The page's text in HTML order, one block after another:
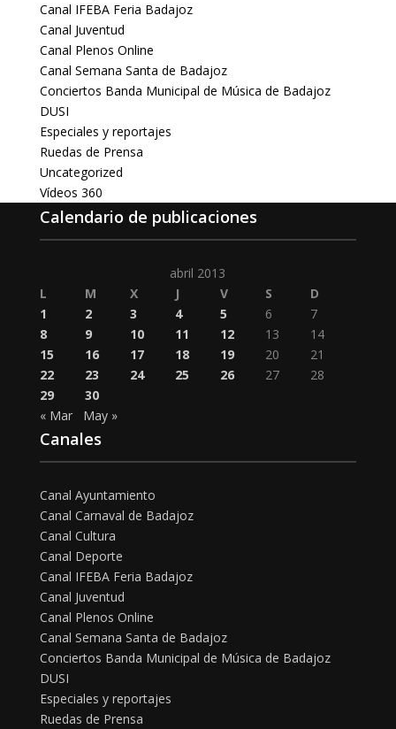
Canal IFEBA Feria Badajoz
Canal Juventud
Canal Plenos Online
Canal Semana Santa de Badajoz
Conciertos Banda Municipal de Música de Badajoz
DUSI
Especiales y reportajes
Ruedas de Prensa
Uncategorized
Vídeos 360
Calendario de publicaciones
abril 2013
L
M X J V S
D
1
2 3 4 5 6
7
8
9 10 11 12 13
14
15
16 17 18 19 20
21
22
23 24 25 26 27
28
29
30
« Mar
May »
Canales
Canal Ayuntamiento
Canal Carnaval de Badajoz
Canal Cultura
Canal Deporte
Canal IFEBA Feria Badajoz
Canal Juventud
Canal Plenos Online
Canal Semana Santa de Badajoz
Conciertos Banda Municipal de Música de Badajoz
DUSI
Especiales y reportajes
Ruedas de Prensa